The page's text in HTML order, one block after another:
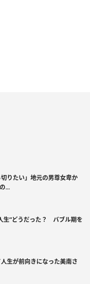
切りたい」地元の男尊女卑か
...
生”どうだった？ バブル期を
生が前向きになった美南さ